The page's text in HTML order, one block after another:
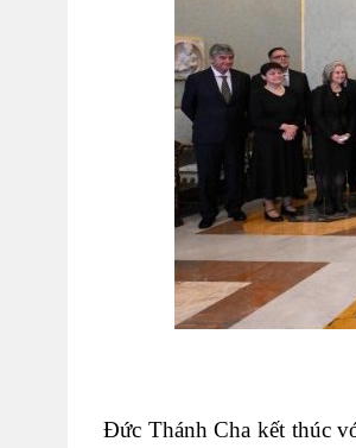
Đức Thánh Cha kết thúc